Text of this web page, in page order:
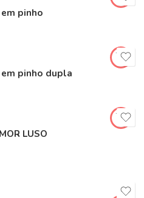
pinho
em pinho dupla
LUSO